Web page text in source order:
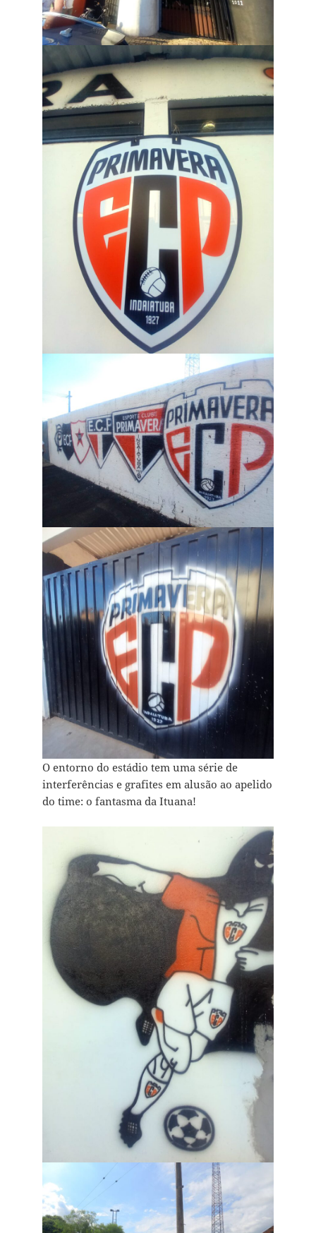
O entorno do estádio tem uma série de
interferências e grafites em alusão ao apelido
do time: o fantasma da Ituana!